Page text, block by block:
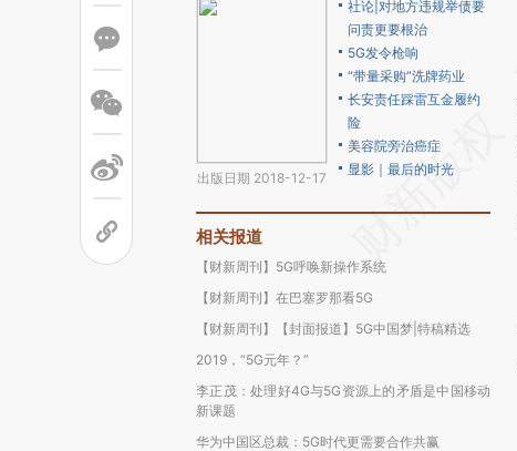
出版日期 2018-12-17
社论|对地方违规举债要
问责更要根治
5G发令枪响
“带量采购”洗牌药业
长安责任踩雷互金履约
险
美容院旁治癌症
显影｜最后的时光
相关报道
【财新周刊】5G呼唤新操作系统
【财新周刊】在巴塞罗那看5G
【财新周刊】【封面报道】5G中国梦|特稿精选
2019，“5G元年？”
李正茂：处理好4G与5G资源上的矛盾是中国移动
新课题
华为中国区总裁：5G时代更需要合作共赢